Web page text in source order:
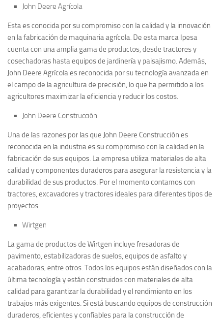
John Deere Agrícola
Esta es conocida por su compromiso con la calidad y la innovación
en la fabricación de maquinaria agrícola. De esta marca Ipesa
cuenta con una amplia gama de productos, desde tractores y
cosechadoras hasta equipos de jardinería y paisajismo. Además,
John Deere Agrícola es reconocida por su tecnología avanzada en
el campo de la agricultura de precisión, lo que ha permitido a los
agricultores maximizar la eficiencia y reducir los costos.
John Deere Construcción
Una de las razones por las que John Deere Construcción es
reconocida en la industria es su compromiso con la calidad en la
fabricación de sus equipos. La empresa utiliza materiales de alta
calidad y componentes duraderos para asegurar la resistencia y la
durabilidad de sus productos. Por el momento contamos con
tractores, excavadores y tractores ideales para diferentes tipos de
proyectos.
Wirtgen
La gama de productos de Wirtgen incluye fresadoras de
pavimento, estabilizadoras de suelos, equipos de asfalto y
acabadoras, entre otros. Todos los equipos están diseñados con la
última tecnología y están construidos con materiales de alta
calidad para garantizar la durabilidad y el rendimiento en los
trabajos más exigentes. Si está buscando equipos de construcción
duraderos, eficientes y confiables para la construcción de